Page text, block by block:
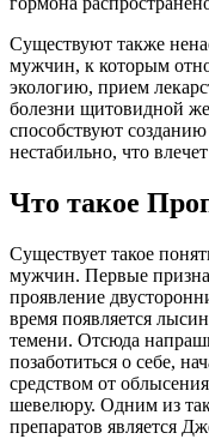
Существуют также
мужчин, к которым
экологию, прием
болезни щитовидной
способствуют
нестабильно, что
Что такое
Существует такое
мужчин. Первые
проявление
время появляется
темени. Отсюда
позаботиться о себе,
средством от
шевелюру. Одним из
препаратов является